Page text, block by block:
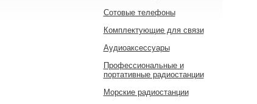
Сотовые телефоны
Комплектующие для связи
Аудиоаксессуары
Профессиональные и
портативные радиостанции
Морские радиостанции